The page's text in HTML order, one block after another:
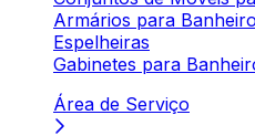
Armários para Banheiro
Espelheiras
Gabinetes para
Área de Serviço